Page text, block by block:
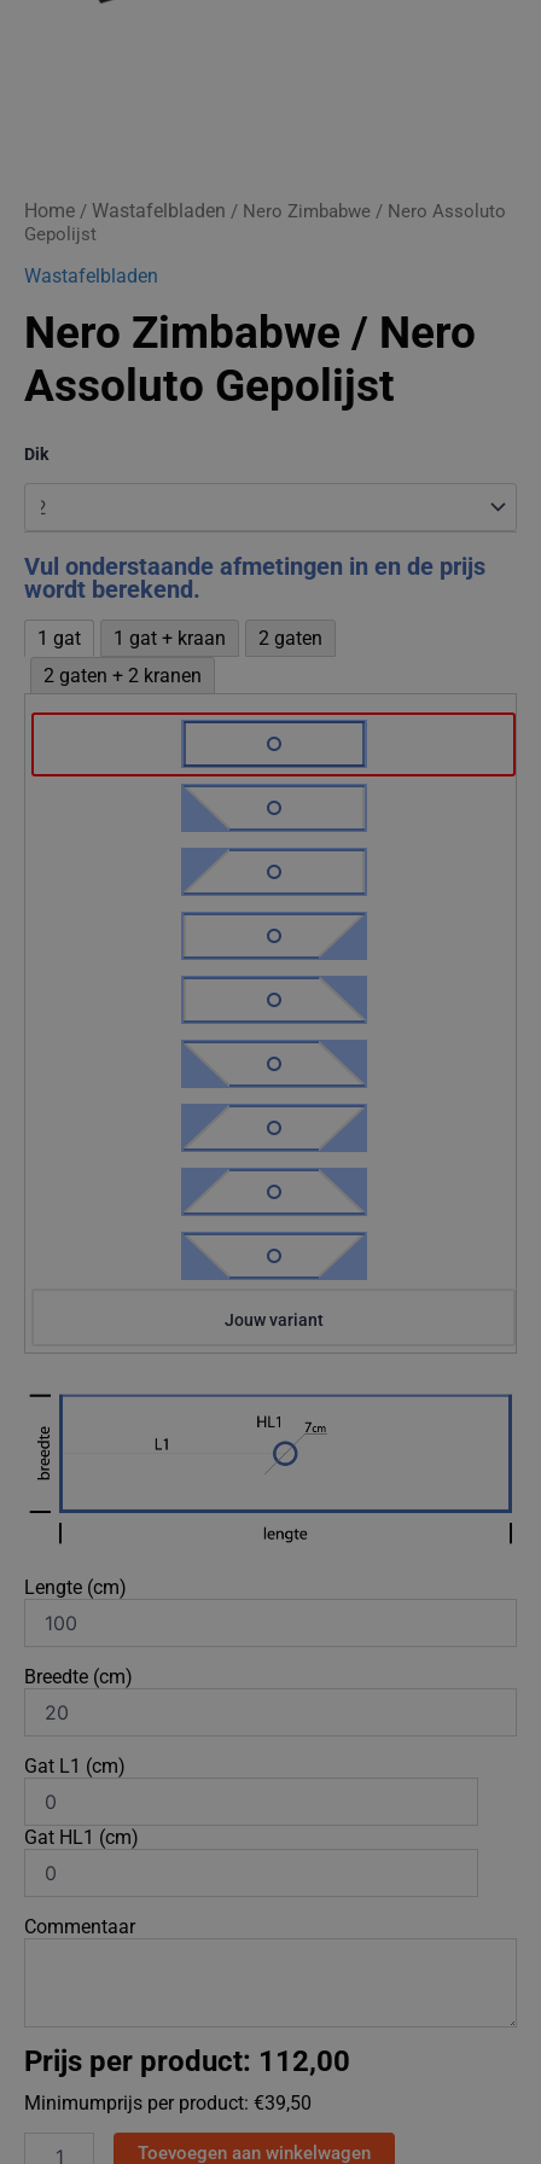
Home / Wastafelbladen / Nero Zimbabwe / Nero Assoluto
Gepolijst
Wastafelbladen
Nero Zimbabwe / Nero
Assoluto Gepolijst
Dik
Vul onderstaande afmetingen in en de prijs
wordt berekend.
1 gat 1 gat + kraan
2 gaten
2 gaten + 2 kranen
Jouw variant
Lengte (cm)
Breedte (cm)
Gat L1 (cm)
Gat HL1 (cm)
Commentaar
Prijs per product: 112,00
Minimumprijs per product: €39,50
Toevoegen aan winkelwagen